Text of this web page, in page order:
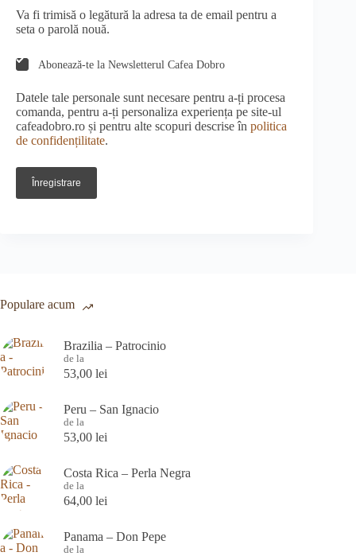
Va fi trimisă o legătură la adresa ta de email pentru a
seta o parolă nouă.
Abonează-te la Newsletterul Cafea Dobro
Datele tale personale sunt necesare pentru a-ți procesa
comanda, pentru a-ți personaliza experiența pe site-ul
cafeadobro.ro și pentru alte scopuri descrise în politica
de confidențilitate.
Înregistrare
Populare acum
Brazilia – Patrocinio
de la
53,00 lei
Peru – San Ignacio
de la
53,00 lei
Costa Rica – Perla Negra
de la
64,00 lei
Panama – Don Pepe
de la